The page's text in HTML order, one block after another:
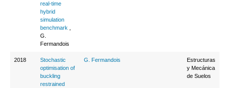
real-time
hybrid
simulation
benchmark
G.
Fermandois
2018
Stochastic
optimisation of
buckling
restrained
G. Fermandois
Estructuras
y Mecánica
de Suelos